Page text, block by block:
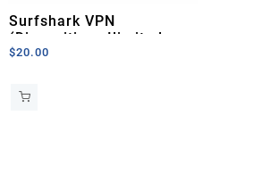
Surfshark VPN
(Dispositivos Ilimitados –
1 Mes)
$20.00